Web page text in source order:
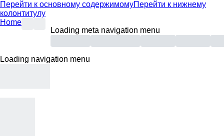
Перейти к основному содержимомуПерейти к нижнему
колонтитулу
Home
Loading meta navigation menu
Loading navigation menu